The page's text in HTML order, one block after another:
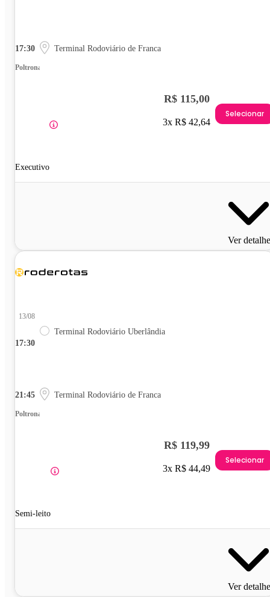
17:30 Terminal Rodoviário de Franca
Poltrona
Executivo
R$ 115,00
3x R$ 42,64
Selecionar
Ver
17:30
13/08
Terminal Rodoviário Uberlândia
21:45 Terminal Rodoviário de Franca
Poltrona
Semi-leito
R$ 119,99
3x R$ 44,49
Selecionar
Ver